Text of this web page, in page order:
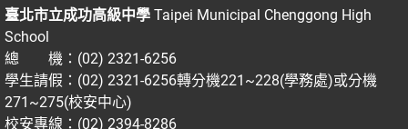
臺北市立成功高級中學 Taipei Municipal Chenggong High
School
總 機：(02) 2321-6256
學生請假：(02) 2321-6256轉分機221~228(學務處)或分機
271~275(校安中心)
校安專線：(02) 2394-8286